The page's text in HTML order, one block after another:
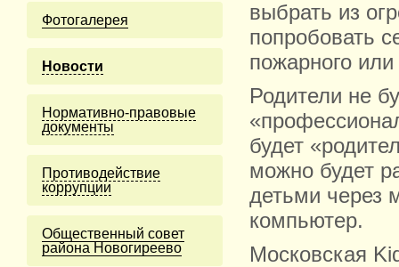
Фотогалерея
Новости
Нормативно-правовые
документы
Противодействие
коррупции
Общественный совет
района Новогиреево
выбрать из
попробовать
пожарного
Родители не
будет
можно будет
детьми через
компьютер.
Московская